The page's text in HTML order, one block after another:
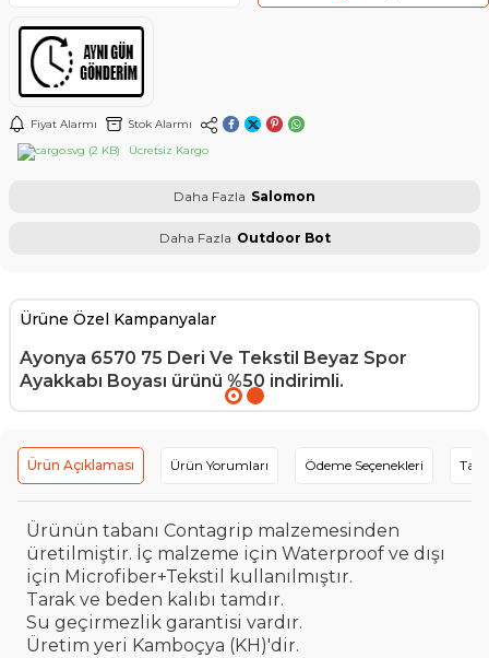
Fiyat Alarmı
Stok Alarmı
Ücretsiz Kargo
Daha Fazla Salomon
Daha Fazla Outdoor Bot
Ürüne Özel Kampanyalar
Ayonya 6570 75 Deri Ve Tekstil Beyaz Spor
Ayakkabı Boyası ürünü %50 indirimli.
Ürün Açıklaması Ürün Yorumları Ödeme Seçenekleri
Ürünün tabanı Contagrip malzemesinden
üretilmiştir. İç malzeme için Waterproof ve dışı
için Microfiber+Tekstil kullanılmıştır.
Tarak ve beden kalıbı tamdır.
Su geçirmezlik garantisi vardır.
Üretim yeri Kamboçya (KH)'dir.